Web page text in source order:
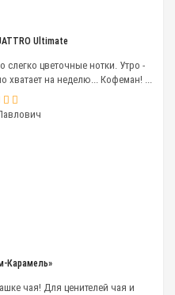
Ultimate
слегко цветочные нотки. Утро -
хватает на неделю... Кофеман! ...
Карамель»
чая! Для ценителей чая и